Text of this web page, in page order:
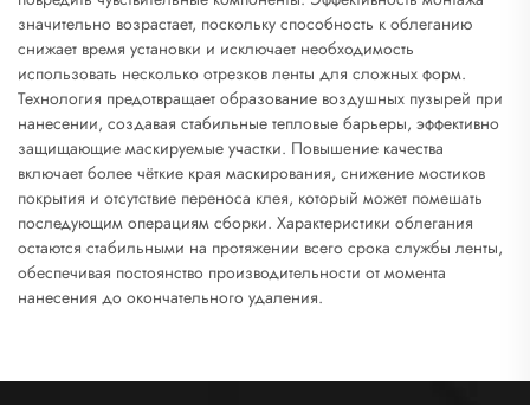
значительно возрастает, поскольку способность к облеганию
снижает время установки и исключает необходимость
использовать несколько отрезков ленты для сложных форм.
Технология предотвращает образование воздушных пузырей при
нанесении, создавая стабильные тепловые барьеры, эффективно
защищающие маскируемые участки. Повышение качества
включает более чёткие края маскирования, снижение мостиков
покрытия и отсутствие переноса клея, который может помешать
последующим операциям сборки. Характеристики облегания
остаются стабильными на протяжении всего срока службы ленты,
обеспечивая постоянство производительности от момента
нанесения до окончательного удаления.